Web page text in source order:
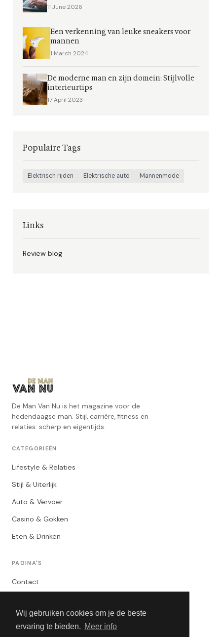
Wij gebruiken cookies om je de beste
ervaring te bieden. Meer info
11 June 2026
Een verkenning van leuke sneakers voor
mannen
1 March 2024
De moderne man en zijn domein: Stijlvolle
interieurtips
17 April 2023
Populaire Tags
Elektrisch rijden Elektrische auto Mannenmode
Links
Review blog
De Man Van Nu is het magazine voor de
hedendaagse man. Stijl, carrière, fitness en
relaties: scherp en eigentijds.
CATEGORIEËN
Lifestyle & Relaties
Stijl & Uiterlijk
Auto & Vervoer
Casino & Gokken
Eten & Drinken
PAGINA'S
Contact
Algemene Voorwaarden
Adverteren